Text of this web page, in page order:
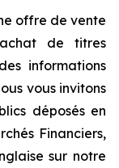
offre de vente
de titres
informations
vous invitons
déposés en
Financiers,
sur notre